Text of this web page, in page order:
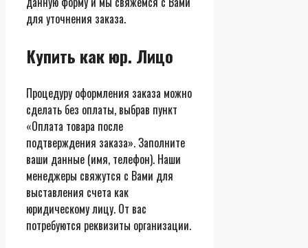
для уточнения заказа.
Купить как юр. Лицо
Процедуру оформления заказа можно
сделать без оплаты, выбрав пункт
«Оплата товара после
подтверждения заказа». Заполните
ваши данные (имя, телефон). Наши
менеджеры свяжутся с Вами для
выставления счета как
юридическому лицу. От вас
потребуются реквизиты организации.